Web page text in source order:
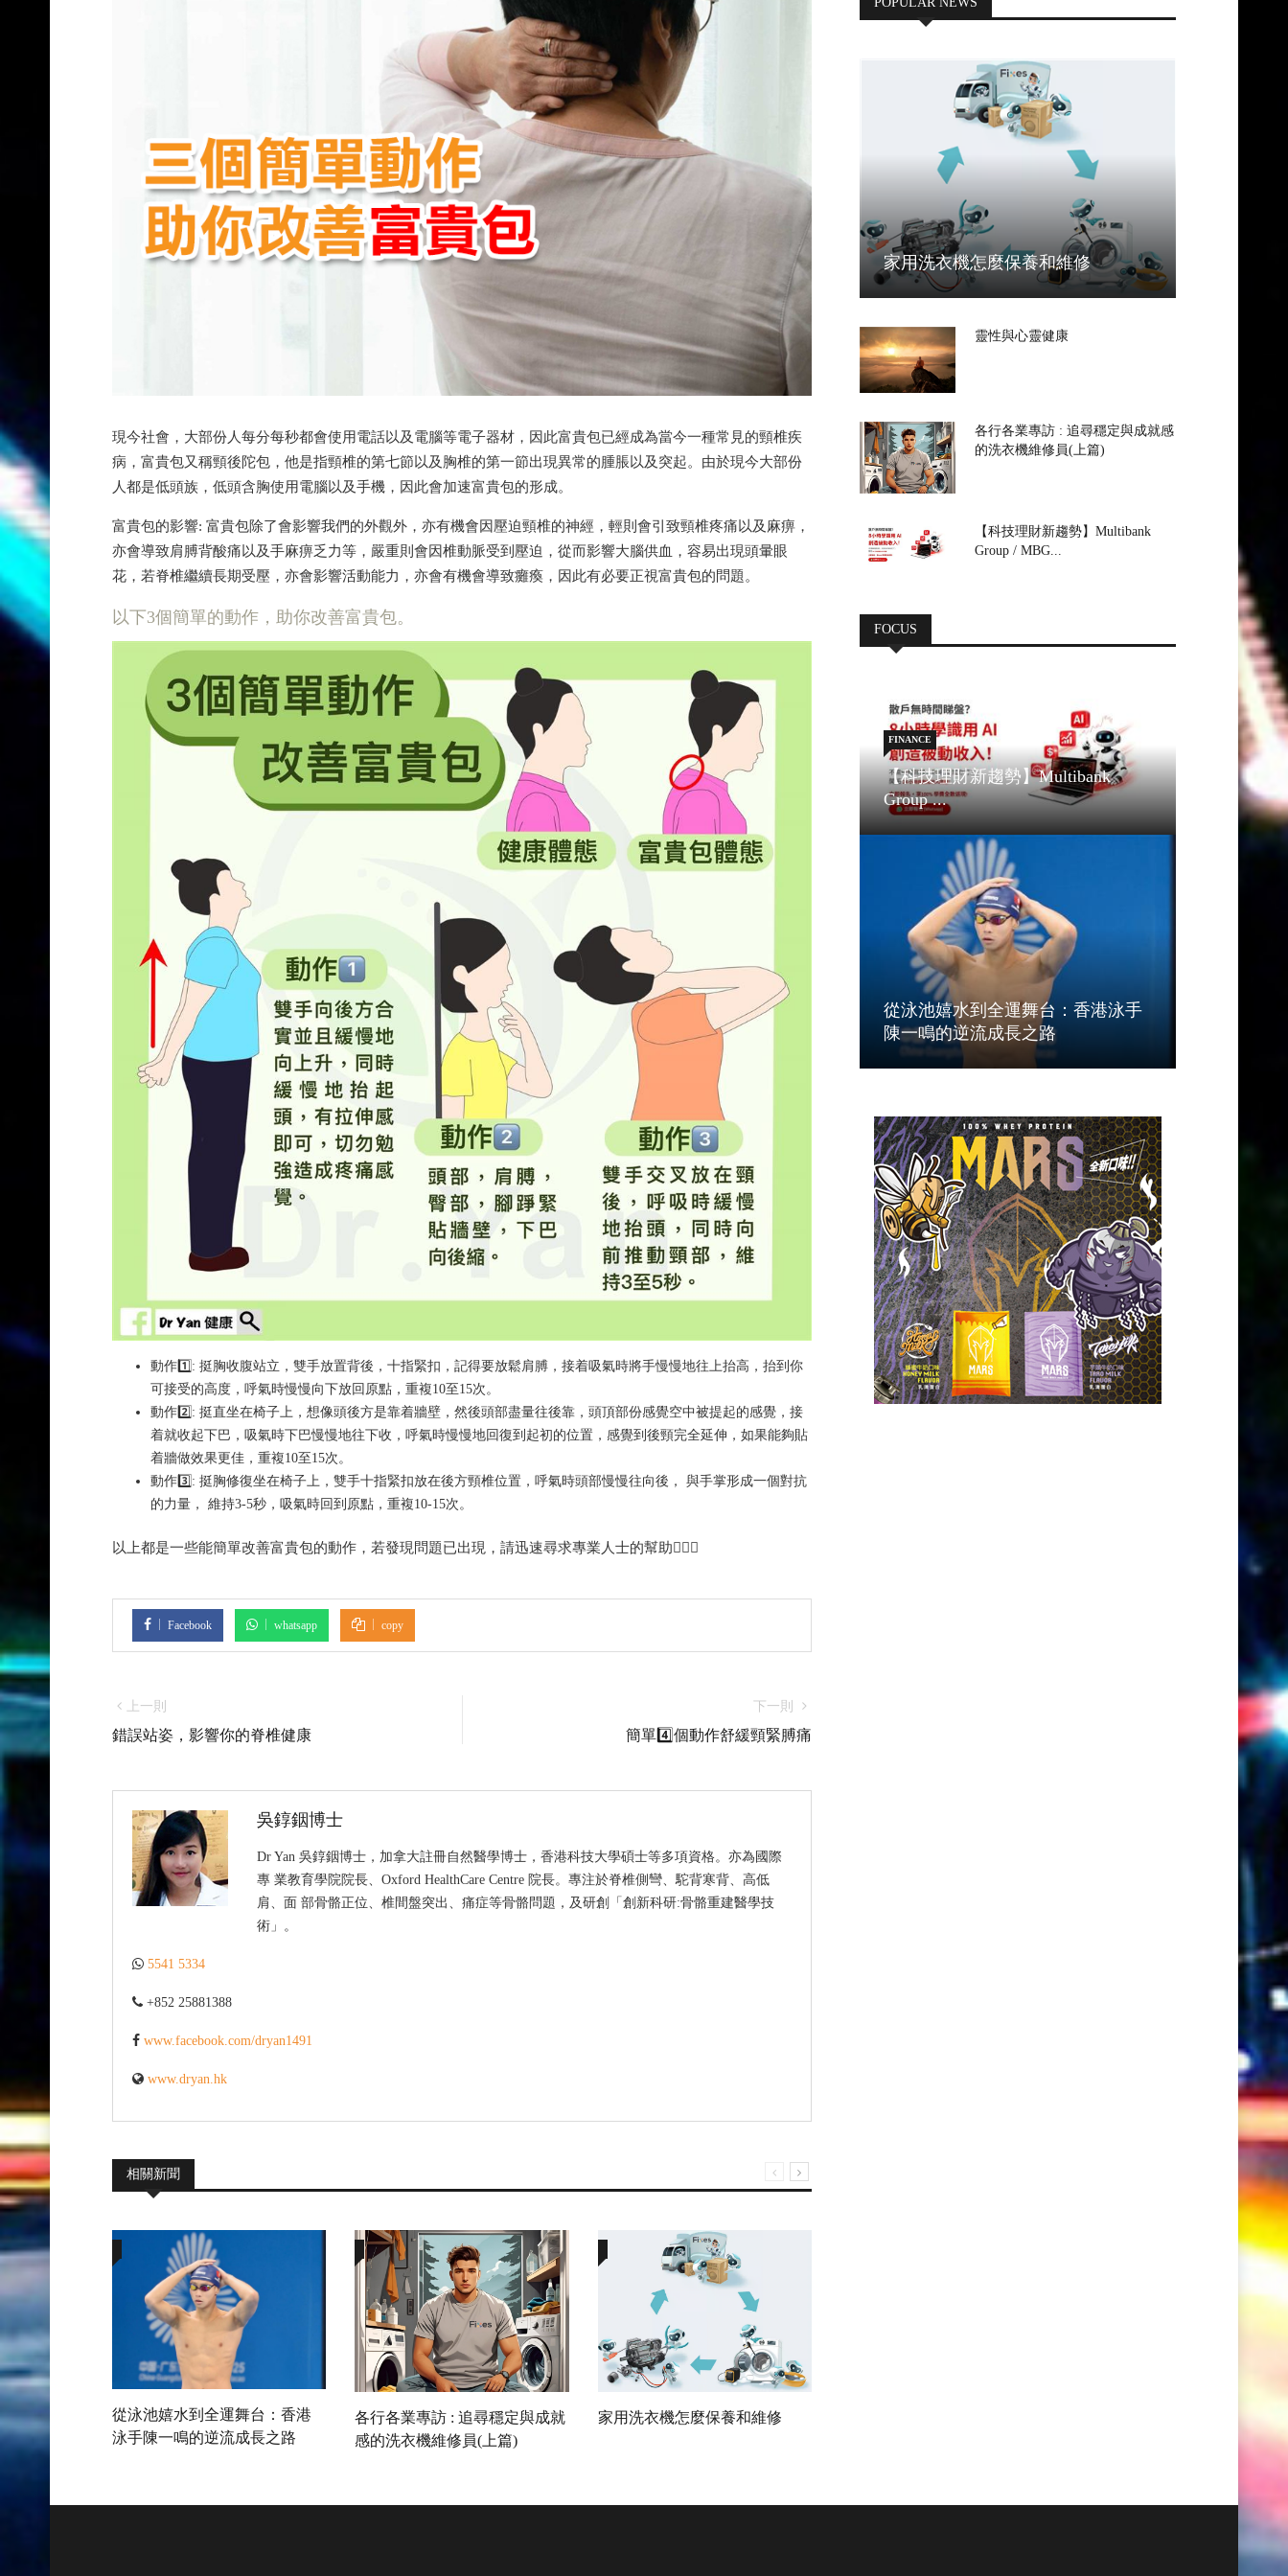
現今社會，大部份人每分每秒都會使用電話以及電腦等電子器材，因此富貴包已經成為當今一種常見的頸椎疾
病，富貴包又稱頸後陀包，他是指頸椎的第七節以及胸椎的第一節出現異常的腫脹以及突起。由於現今大部份
人都是低頭族，低頭含胸使用電腦以及手機，因此會加速富貴包的形成。
富貴包的影響: 富貴包除了會影響我們的外觀外，亦有機會因壓迫頸椎的神經，輕則會引致頸椎疼痛以及麻痹，
亦會導致肩膊背酸痛以及手麻痹乏力等，嚴重則會因椎動脈受到壓迫，從而影響大腦供血，容易出現頭暈眼
花，若脊椎繼續長期受壓，亦會影響活動能力，亦會有機會導致癱瘓，因此有必要正視富貴包的問題。
以下3個簡單的動作，助你改善富貴包。
動作1️⃣: 挺胸收腹站立，雙手放置背後，十指緊扣，記得要放鬆肩膊，接着吸氣時將手慢慢地往上抬高，抬到你
可接受的高度，呼氣時慢慢向下放回原點，重複10至15次。
動作2️⃣: 挺直坐在椅子上，想像頭後方是靠着牆壁，然後頭部盡量往後靠，頭頂部份感覺空中被提起的感覺，接
着就收起下巴，吸氣時下巴慢慢地往下收，呼氣時慢慢地回復到起初的位置，感覺到後頸完全延伸，如果能夠貼
着牆做效果更佳，重複10至15次。
動作3️⃣: 挺胸修復坐在椅子上，雙手十指緊扣放在後方頸椎位置，呼氣時頭部慢慢往向後， 與手掌形成一個對抗
的力量， 維持3-5秒，吸氣時回到原點，重複10-15次。
以上都是一些能簡單改善富貴包的動作，若發現問題已出現，請迅速尋求專業人士的幫助👩🏻‍⚕️
Facebook whatsapp copy
上一則
錯誤站姿，影響你的脊椎健康
下一則
簡單4️⃣個動作舒緩頸緊膊痛
吳錞銦博士
Dr Yan 吳錞銦博士，加拿大註冊自然醫學博士，香港科技大學碩士等多項資格。亦為國際
專 業教育學院院長、Oxford HealthCare Centre 院長。專注於脊椎側彎、駝背寒背、高低
肩、面 部骨骼正位、椎間盤突出、痛症等骨骼問題，及研創「創新科研:骨骼重建醫學技
術」。
5541 5334
+852 25881388
www.facebook.com/dryan1491
www.dryan.hk
相關新聞
從泳池嬉水到全運舞台：香港
泳手陳一鳴的逆流成長之路
各行各業專訪 : 追尋穩定與成就
感的洗衣機維修員(上篇)
家用洗衣機怎麼保養和維修
家用洗衣機怎麼保養和維修
靈性與心靈健康
各行各業專訪 : 追尋穩定與成就感
的洗衣機維修員(上篇)
【科技理財新趨勢】Multibank
Group / MBG...
FOCUS
FINANCE
【科技理財新趨勢】Multibank
Group ...
從泳池嬉水到全運舞台：香港泳手
陳一鳴的逆流成長之路